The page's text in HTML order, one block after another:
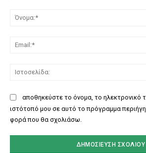
αποθηκεύστε το όνομα, το ηλεκτρονικό
ιστότοπό μου σε αυτό το πρόγραμμα
φορά που θα σχολιάσω.